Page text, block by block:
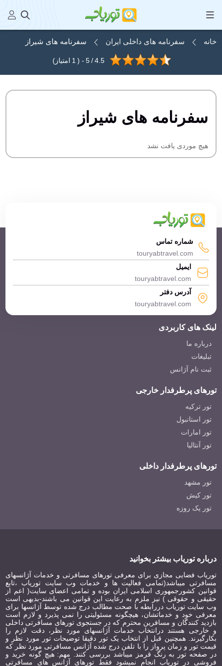
خانه سفرنامه های داخلی ایران سفرنامه های شیراز
4.5
/
5
- (
1 امتیاز)
سفرنامه های شیراز
هیچ موردی یافت نشد
شماره تماس
touryabtravel.com
ایمیل
touryabtravel.com
آدرس دفتر
touryabtravel.com
لینک های کاربردی
درباره ما
تبلیغات
ثبت نام آژانس
تورهای پرطرفدار خارجی
تور ترکیه
تور استانبول
تور امارات
تور آنتالیا
تورهای پرطرفدار داخلی
تور مشهد
تور کیش
تور یک روزه
درباره توریاب بیشتر بخوانید
توریاب فضایی مجازی برای معرفی تورهای مسافرتی و خدمات آژانسهای
مسافرتی میباشد(تمامی فعالیت ها و خدمات وب سایت توریاب ،تابع
قوانین کشورجمهوری اسلامی ایران بوده و تمامی اعضای سایت( اعم از
حقیقی و حقوقی ) نیز ملزم به رعایت این قوانین می باشند-بدیهی است
وب سایت توریاب دررابطه با صحت مطالب درج شده توسط آژانسها برای
معرفی خود و خدماتشان، هیچگونه مسئولیتی را نمی پذیرد و لازم است
بازدید کنندگان و مسافرین محترم که در جستجوی تورهای مسافرتی داخلی
و خارجی هستند درانتخاب خدمات آژانسهای مورد نظر، دقت لازم را
بکارگیرند. همچنین قبل از انتخاب یک تور دقیقا توضیحات تور مورد نظر و
قیمت تور و زمان پرواز را با تلفن درج شده آژانس مسافرتی مورد نظر که
در صفحه تور به رنگ قرمز میباشد بررسی کنند. مهم: هیچ گونه خرید و
فروشی در توریاب انجام نمیشود فقط تورهای آژانس های مسافرتی